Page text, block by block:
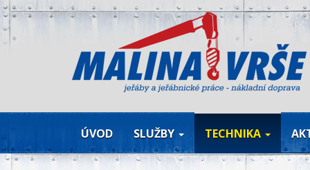
ÚVOD SLUŽBY TECHNIKA